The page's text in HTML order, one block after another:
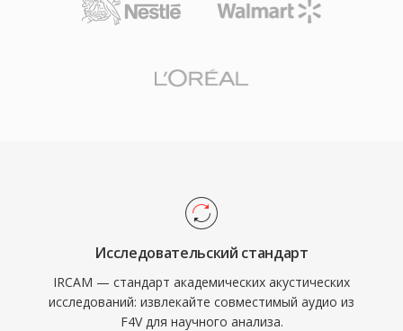
Исследовательский стандарт
IRCAM — стандарт академических акустических
исследований: извлекайте совместимый аудио из
F4V для научного анализа.